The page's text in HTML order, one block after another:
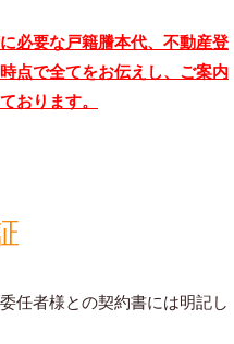
必要な戸籍謄本代、不動産登
点で全てをお伝えし、ご案内
おります。
任者様との契約書には明記し